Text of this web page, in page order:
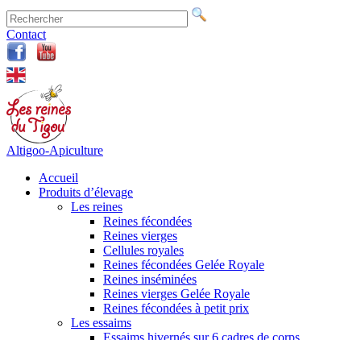
Contact
Altigoo-Apiculture
Accueil
Produits d’élevage
Les reines
Reines fécondées
Reines vierges
Cellules royales
Reines fécondées Gelée Royale
Reines inséminées
Reines vierges Gelée Royale
Reines fécondées à petit prix
Les essaims
Essaims hivernés sur 6 cadres de corps